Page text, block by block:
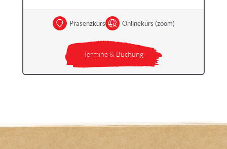
Termine & Buchung
Präsenzkurs Onlinekurs (zoom)